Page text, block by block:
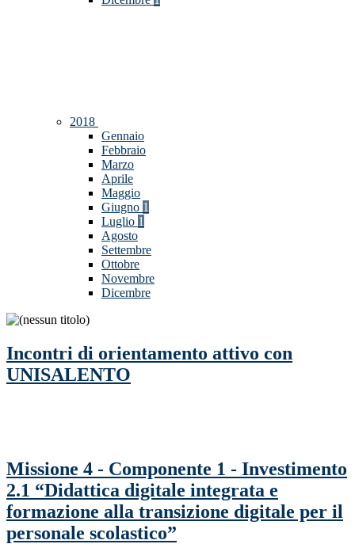
2018
Gennaio
Febbraio
Marzo
Aprile
Maggio
Giugno 1
Luglio 1
Agosto
Settembre
Ottobre
Novembre
Dicembre
Incontri di orientamento attivo con
UNISALENTO
Missione 4 - Componente 1 - Investimento
2.1 “Didattica digitale integrata e
formazione alla transizione digitale per il
personale scolastico”